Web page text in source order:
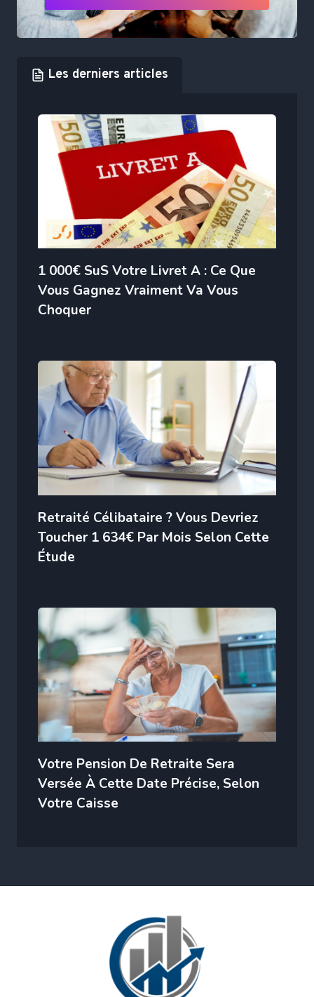
Les derniers articles
1 000€ SuS Votre Livret A : Ce Que
Vous Gagnez Vraiment Va Vous
Choquer
Retraité Célibataire ? Vous Devriez
Toucher 1 634€ Par Mois Selon Cette
Étude
Votre Pension De Retraite Sera
Versée À Cette Date Précise, Selon
Votre Caisse